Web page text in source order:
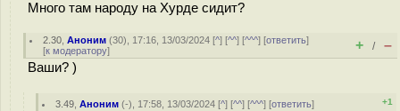
Много там народу на Хурде сидит?
2.30 ,Аноним (30), 17:16, 13/03/2024 [^] [^^] [^^^] [ответить]
[к модератору] + / –
Ваши? )
3.49 ,Аноним (-), 17:58, 13/03/2024 [^] [^^] [^^^] [ответить]
+1